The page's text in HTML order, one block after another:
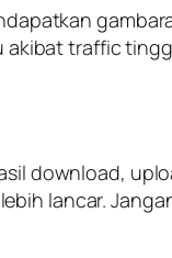
akibat traffic
download,
lancar.